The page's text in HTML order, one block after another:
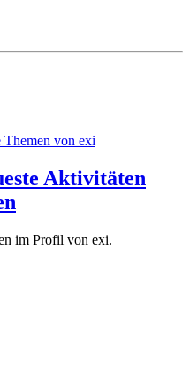
Themen von exi
Aktivitäten
im Profil von exi.